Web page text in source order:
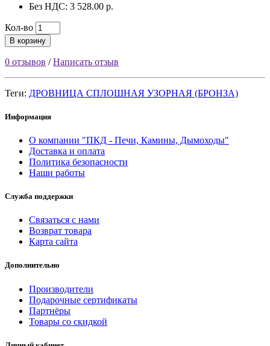
Без НДС: 3 528.00 р.
Кол-во
В корзину
0 отзывов /Написать отзыв
Теги: ДРОВНИЦА СПЛОШНАЯ УЗОРНАЯ (БРОНЗА)
Информация
О компании "ПКД - Печи, Камины, Дымоходы"
Доставка и оплата
Политика безопасности
Наши работы
Служба поддержки
Связаться с нами
Возврат товара
Карта сайта
Дополнительно
Производители
Подарочные сертификаты
Партнёры
Товары со скидкой